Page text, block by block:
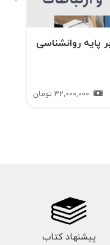
روانشناسی
32,000,000 تومان
پیشنهاد کتاب